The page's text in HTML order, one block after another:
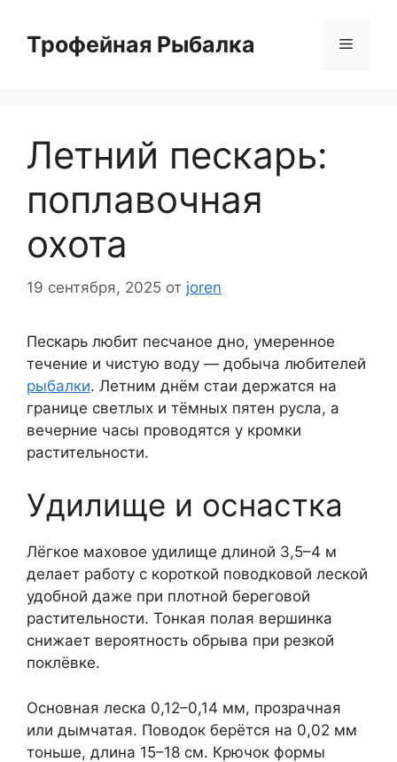
содержимому
Трофейная Рыбалка Меню
Летний пескарь:
поплавочная
охота
19 сентября, 2025 от joren
Пескарь любит песчаное дно, умеренное
течение и чистую воду — добыча любителей
рыбалки. Летним днём стаи держатся на
границе светлых и тёмных пятен русла, а
вечерние часы проводятся у кромки
растительности.
Удилище и оснастка
Лёгкое маховое удилище длиной 3,5–4 м
делает работу с короткой поводковой леской
удобной даже при плотной береговой
растительности. Тонкая полая вершинка
снижает вероятность обрыва при резкой
поклёвке.
Основная леска 0,12–0,14 мм, прозрачная
или дымчатая. Поводок берётся на 0,02 мм
тоньше, длина 15–18 см. Крючок формы